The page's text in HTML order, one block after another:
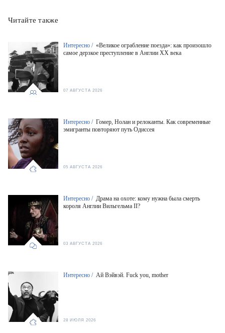
Читайте также
Интересно / «Великое ограбление поезда»: как произошло
самое дерзкое преступление в Англии XX века
07 АВГУСТА 2026
Интересно / Гомер, Нолан и релоканты. Как современные
эмигранты повторяют путь Одиссея
05 АВГУСТА 2026
Интересно / Драма на охоте: кому нужна была смерть
короля Англии Вильгельма II?
03 АВГУСТА 2026
Интересно / Ай Вэйвэй. Fuck you, mother
28 ИЮЛЯ 2026